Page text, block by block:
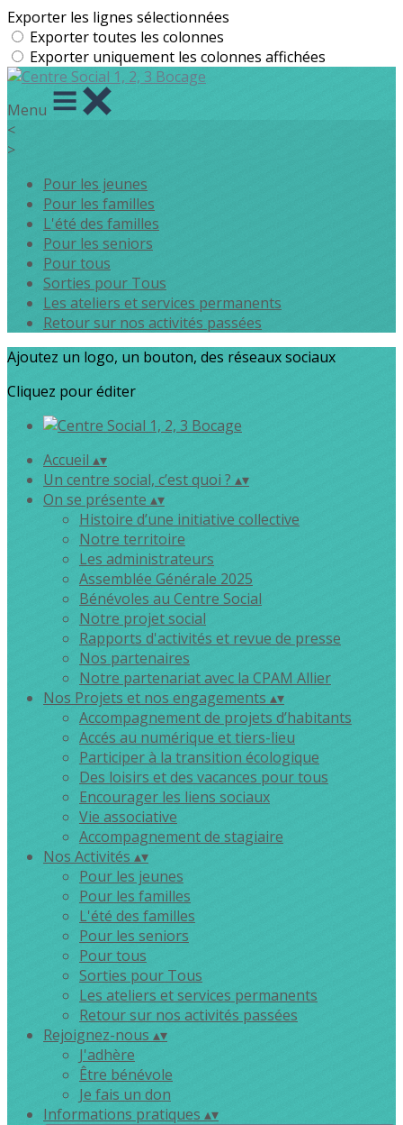
Exporter les lignes sélectionnées
Exporter toutes les colonnes
Exporter uniquement les colonnes affichées
Menu
<
>
Pour les jeunes
Pour les familles
L'été des familles
Pour les seniors
Pour tous
Sorties pour Tous
Les ateliers et services permanents
Retour sur nos activités passées
Ajoutez un logo, un bouton, des réseaux sociaux
Cliquez pour éditer
Accueil ▴▾
Un centre social, c’est quoi ? ▴▾
On se présente ▴▾
Histoire d’une initiative collective
Notre territoire
Les administrateurs
Assemblée Générale 2025
Bénévoles au Centre Social
Notre projet social
Rapports d'activités et revue de presse
Nos partenaires
Notre partenariat avec la CPAM Allier
Nos Projets et nos engagements ▴▾
Accompagnement de projets d’habitants
Accés au numérique et tiers-lieu
Participer à la transition écologique
Des loisirs et des vacances pour tous
Encourager les liens sociaux
Vie associative
Accompagnement de stagiaire
Nos Activités ▴▾
Pour les jeunes
Pour les familles
L'été des familles
Pour les seniors
Pour tous
Sorties pour Tous
Les ateliers et services permanents
Retour sur nos activités passées
Rejoignez-nous ▴▾
J'adhère
Être bénévole
Je fais un don
Informations pratiques ▴▾